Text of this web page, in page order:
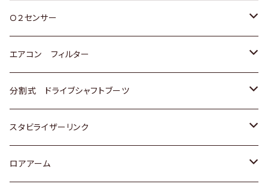
スバル
三菱
スバル
ダイハツ
マツダ
三菱
スバル
ダイハツ
三菱
スバル
ホンダ
スズキ
日産
いすゞ
ダイハツ
Ｏ２センサー
トヨタ
ホンダ
スズキ
日産
エアコン フィルター
トヨタ
ホンダ
スズキ
分割式 ドライブシャフトブーツ
トヨタ
ホンダ
スタビライザーリンク
トヨタ
ロアアーム